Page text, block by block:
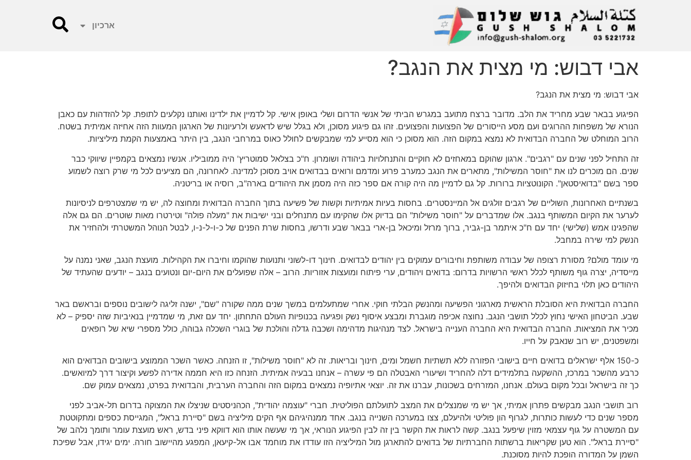
ארכיון
אבי דבוש: מי מצית את הנגב?
אבי דבוש: מי מצית את הנגב?
הפיגוע בבאר שבע מחריד את הלב. מדובר ברצח מתועב במגרש הביתי של אנשי הדרום ושלי באופן אישי. קל לדמיין את ילדינו ואותנו נקלעים לתופת. קל להזדהות עם כאבן
הנורא של משפחות ההרוגים ועם מסע הייסורים של הפצועות והפצועים. זהו גם פיגוע מסוכן, ולא בגלל שיש לדאעש ולרעיונות של הארגון המעוות הזה אחיזה אמיתית בשטח.
הרוב המוחלט של החברה הבדואית לא נמצא במקום הזה. הוא מסוכן כי הוא מסייע למי שמבקשים לחולל כאוס במרחבי הנגב, בין היתר באמצעות הקמת מיליציות.
זה התחיל לפני שנים עם "רגבים". ארגון שהוקם במאחזים לא חוקיים והתנחלויות ביהודה ושומרון. ח"כ בצלאל סמוטריץ' היה ממוביליו. אנשיו נמצאים בקמפיין שיווקי כבר
שנים. הם מוכרים לנו את "חוסר המשילות", מתארים את הנגב כמערב פרוע ומדמם ורואים בבדואים אויב מסוכן למדינה. לאחרונה, הם מציעים לכל מי שרק רוצה לשמוע
ספר בשם "בדואיסטאן". הקונוטציות ברורות. קל גם לדמיין מה היה קורה אם ספר כזה היה מסמן את היהודים בארה"ב, רוסיה או בריטניה.
בשנתיים האחרונות, השוליים של רגבים זולגים אל המיינסטרים. בחסות בעיות אמיתיות וקשות של פשיעה בתוך החברה הבדואית ומחוצה לה, יש מי שמצטרפים לניסיונות
לערער את הקיום המשותף בנגב. אלו שמדברים על "חוסר משילות" הם בדיוק אלו שהקימו עם מתנחלים ובני ישיבות את "מעלה פולה" וטירטרו מאות שוטרים. הם גם אלה
שהפגינו אמש (שלישי) יחד עם ח"כ איתמר בן-גביר, ברוך מרזל ומיכאל בן-ארי בבאר שבע ודרשו, בחסות שרת הפנים של כ-ו-ל-נ-ו, לבטל הנוהל המשטרתי ולהחזיר את
הנשק למי שירה במחבל.
מי עומד מולם? מסורת רצופה של עבודה משותפת וחיבורים עמוקים בין יהודים לבדואים. חינוך דו-לשוני ותנועות שהוקמו וחיברו את הקהילות. מועצת הנגב, שאני נמנה על
מייסדיה, יצרה גוף משותף לכלל ראשי הרשויות בדרום: בדואים ויהודים, ערי פיתוח ומועצות אזוריות. הרוב – אלה שפועלים את היום-יום ונטועים בנגב – יודעים שהעתיד של
היהודים כאן תלוי בחיזוק הבדואים ולהיפך.
החברה הבדואית היא הסובלת הראשית מארגוני הפשיעה ומהנשק הבלתי חוקי. אחרי שמתעלמים במשך שנים ממה שקורה "שם", ישנה זליגה לישובים נוספים ובראשם באר
שבע. הביטחון האישי נחוץ לכלל תושבי הנגב. נחוצה אכיפה מוגברת ומבצע איסוף נשק ופגיעה בכנופיות העולם התחתון. יחד עם זאת, מי שמדמיין בנאיביות שזה יספיק – לא
מכיר את המציאות. החברה הבדואית היא החברה הענייה בישראל. לצד מנהיגות מדהימה ושכבה גדלה והולכת של בוגרי השכלה גבוהה, כולל מספרי שיא של רופאים
ומשפטנים, יש רוב שנאבק על חייו.
כ-150 אלף ישראלים בדואים חיים בישובי הפזורה ללא תשתיות חשמל ומים, חינוך ובריאות. זה לא "חוסר משילות", זו הזנחה. כאשר השכר הממוצע בישובים הבדואים הוא
כרבע מהשכר במרכז, ההשקעה בתלמידים דלה להחריד ושיעורי האבטלה הם פי עשרה – אנחנו בבעיה אמיתית. הזנחה כזו היא חממה אדירה לפשע וקיצור דרך למיואשים.
כך זה בישראל ובכל מקום בעולם. אנחנו, המזרחים בשכונות, עברנו את זה. יוצאי אתיופיה נמצאים במקום הזה והחברה הערבית, והבדואית בפרט, נמצאים עמוק שם.
רוב תושבי הנגב מבקשים פתרון אמיתי, אך יש מי שמנצלים את המצב לתועלתם הפוליטית. חברי "עוצמה יהודית", הכהניסטים שניצלו את המצוקה בדרום תל-אביב לפני
מספר שנים כדי לעשות כותרות, לגרוף הון פוליטי ולהיעלם, צצו במערכה השנייה בנגב. אחד ממנהיגיהם אף הקים מיליציה בשם "סיירת בראל", המגייסת כספים ומתקוטטת
עם המשטרה על גוף עצמאי מזוין שיפעל בנגב. קשה לראות את הקשר בין זה לבין הפיגוע הנוראי, אך מי שעשה אותו הוא דווקא פיני בדש, ראש מועצת עומר ותומך נלהב של
"סיירת בראל". הוא טען שקריאות ברשתות החברתיות של בדואים להתארגן מול המיליציה הזו עודדו את מוחמד אבו אל-קיעאן, המפגע מהיישוב חורה. ימים יגידו, אבל שפיכת
השמן על המדורה הופכת להיות מסוכנת.